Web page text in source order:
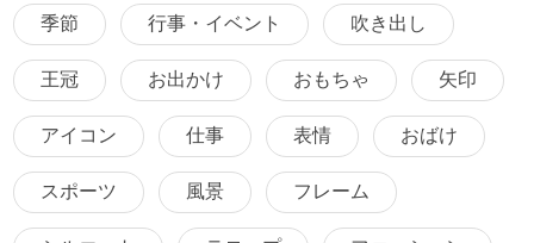
季節 行事・イベント 吹き出し
王冠 お出かけ おもちゃ 矢印
アイコン 仕事 表情 おばけ
スポーツ 風景 フレーム